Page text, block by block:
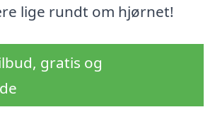
lige rundt om hjørnet!
gratis og